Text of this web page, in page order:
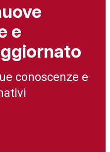
e
conoscenze e